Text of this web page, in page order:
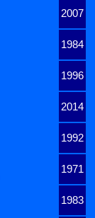
2007
1984
1996
2014
1992
1971
1983